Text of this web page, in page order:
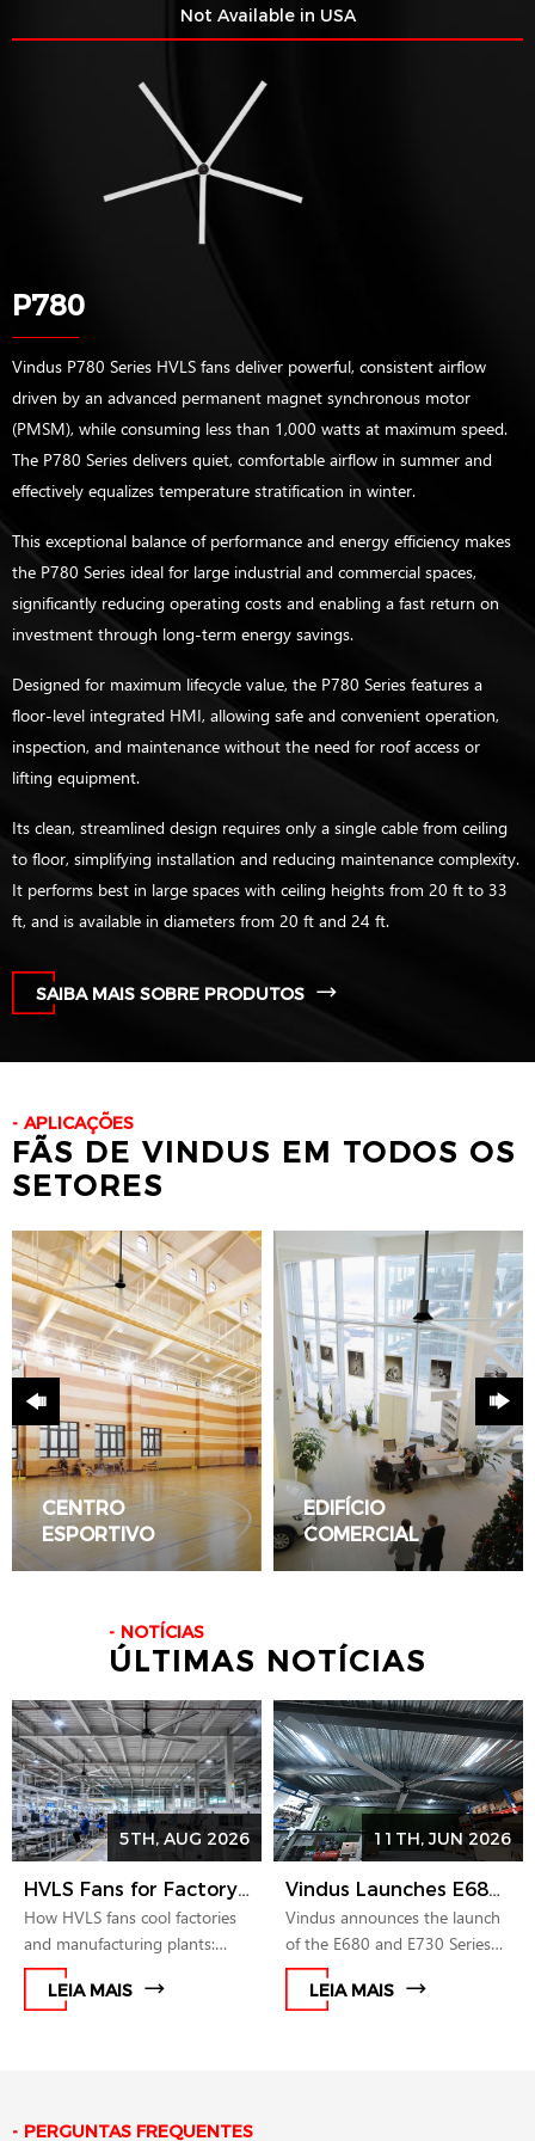
Not Available in USA
P780
Vindus P780 Series HVLS fans deliver powerful, consistent airflow
driven by an advanced permanent magnet synchronous motor
(PMSM), while consuming less than 1,000 watts at maximum speed.
The P780 Series delivers quiet, comfortable airflow in summer and
effectively equalizes temperature stratification in winter.
This exceptional balance of performance and energy efficiency makes
the P780 Series ideal for large industrial and commercial spaces,
significantly reducing operating costs and enabling a fast return on
investment through long-term energy savings.
Designed for maximum lifecycle value, the P780 Series features a
floor-level integrated HMI, allowing safe and convenient operation,
inspection, and maintenance without the need for roof access or
lifting equipment.
Its clean, streamlined design requires only a single cable from ceiling
to floor, simplifying installation and reducing maintenance complexity.
It performs best in large spaces with ceiling heights from 20 ft to 33
ft, and is available in diameters from 20 ft and 24 ft.
SAIBA MAIS SOBRE PRODUTOS
APLICAÇÕES
FÃS DE VINDUS EM TODOS OS
SETORES
CENTRO
ESPORTIVO
LEIA TUDO
EDIFÍCIO
COMERCIAL
LEIA TUDO
NOTÍCIAS
ÚLTIMAS NOTÍCIAS
5TH, AUG 2026
HVLS Fans for Factory and Manufacturing Plant Cooling
How HVLS fans cool factories
and manufacturing plants:
destratification, heat-stress
reduction, P780 specifications,
LEIA MAIS
11TH, JUN 2026
Vindus Launches E680 and E730 Series HVLS Fans for Smarter Airflow in Commercial and Industrial Spaces
Vindus announces the launch
of the E680 and E730 Series
HVLS fans, expanding its
product portfolio for medium
LEIA MAIS
PERGUNTAS FREQUENTES